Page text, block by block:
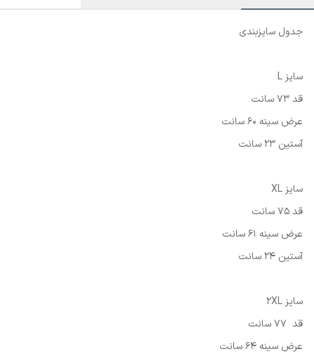
جدول سایزبندی
سایز L
قد 73 سانت
عرض سینه 60 سانت
آستین 23 سانت
سایز XL
قد 75 سانت
عرض سینه 61 سانت
آستین 24 سانت
سایز 2XL
قد 77 سانت
عرض سینه 64 سانت